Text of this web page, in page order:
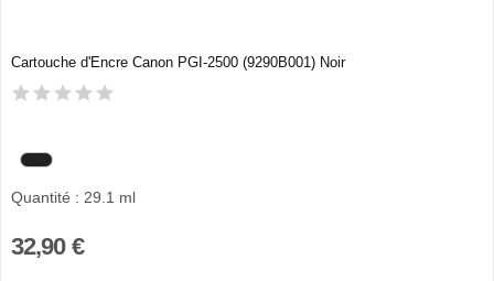
Cartouche d'Encre Canon PGI-2500 (9290B001) Noir
Quantité : 29.1 ml
32,90 €